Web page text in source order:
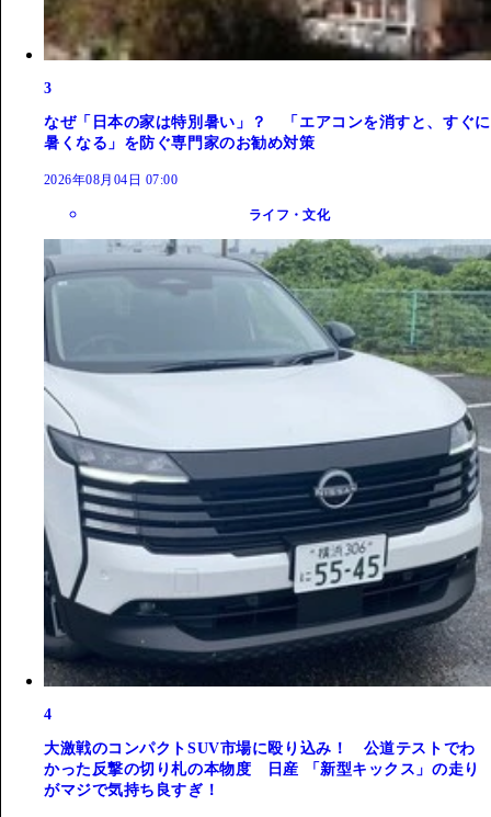
3
なぜ「日本の家は特別暑い」？ 「エアコンを消すと、すぐに
暑くなる」を防ぐ専門家のお勧め対策
2026年08月04日 07:00
ライフ・文化
4
大激戦のコンパクトSUV市場に殴り込み！ 公道テストでわ
かった反撃の切り札の本物度 日産 「新型キックス」の走り
がマジで気持ち良すぎ！